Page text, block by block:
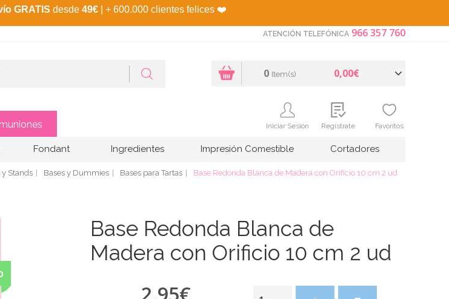
GRATIS desde 49€ | + 600.000 clientes felices ❤️
ATENCIÓN TELEFÓNICA 966 357 760
0 Item(s) 0,00€
Iniciar Sesión Regístrate Favoritos
Fondant Ingredientes Impresión Comestible Cortadores
y Stands Bases y Dummies Bases para Tartas Base Redonda Blanca de Madera con Orificio 10 cm 2 ud
Base Redonda Blanca de
Madera con Orificio 10 cm 2 ud
2,95€